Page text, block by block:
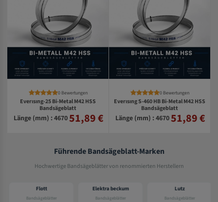
0 Bewertungen
Everısıng-25 Bi-Metal M42 HSS
Bandsägeblatt
Länge (mm) : 467051,89 €
0 Bewertungen
Everısıng S-460 HB Bi-Metal M42 HSS
Bandsägeblatt
Länge (mm) : 467051,89 €
Führende Bandsägeblatt-Marken
Hochwertige Bandsägeblätter von renommierten Herstellern
Flott
Bandsägeblätter
Elektra beckum
Bandsägeblätter
Lutz
Bandsägeblätter